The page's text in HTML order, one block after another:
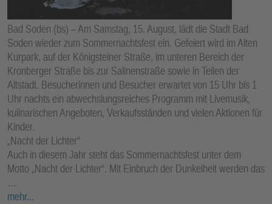
Bad Soden (bs) – Am Samstag, 15. August, lädt die Stadt Bad
Soden wieder zum Sommernachtsfest ein. Gefeiert wird im Alten
Kurpark, auf der Königsteiner Straße, im unteren Bereich der
Kronberger Straße bis zur Salinenstraße sowie in Teilen der
Altstadt. Besucherinnen und Besucher erwartet von 15 Uhr bis 1
Uhr nachts ein abwechslungsreiches Programm mit Livemusik,
kulinarischen Angeboten, Verkaufsständen und vielen Aktionen für
Kinder.
„Nacht der Lichter“
Auch in diesem Jahr steht das Sommernachtsfest unter dem
Motto „Nacht der Lichter“. Mit Einbruch der Dunkelheit werden das
…
mehr...